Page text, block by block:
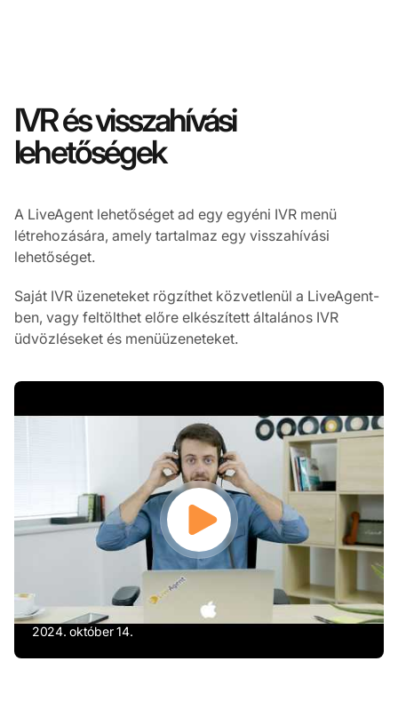
2024. október 14.
IVR és visszahívási
lehetőségek
A LiveAgent lehetőséget ad egy egyéni IVR menü
létrehozására, amely tartalmaz egy visszahívási
lehetőséget.
Saját IVR üzeneteket rögzíthet közvetlenül a LiveAgent-
ben, vagy feltölthet előre elkészített általános IVR
üdvözléseket és menüüzeneteket.